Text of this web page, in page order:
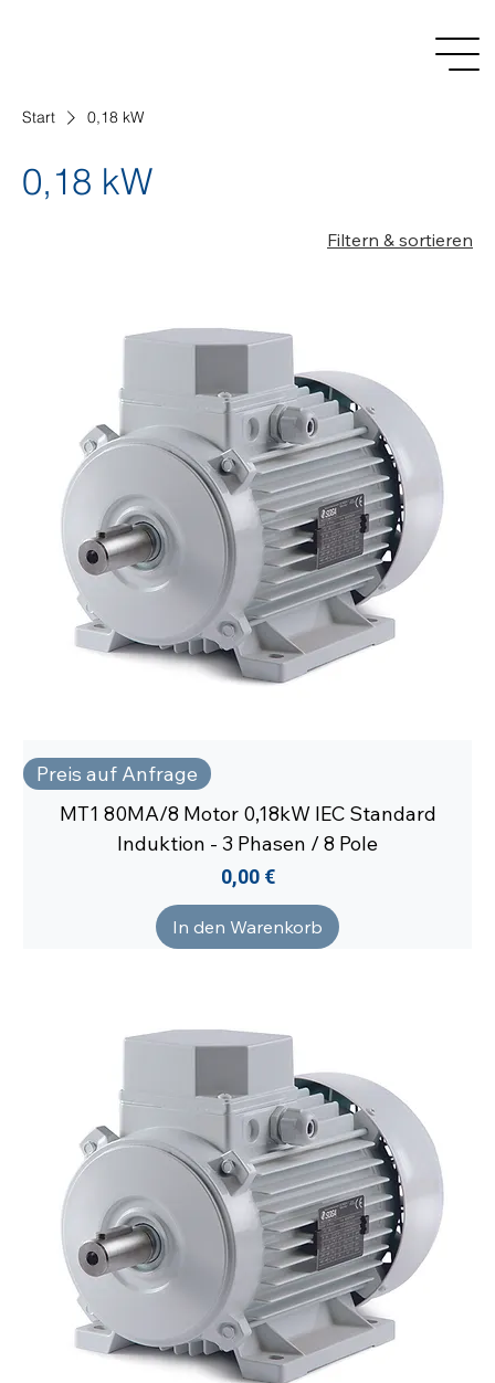
Start 0,18 kW
0,18 kW
Filtern & sortieren
Preis auf Anfrage
MT1 80MA/8 Motor 0,18kW IEC Standard
Induktion - 3 Phasen / 8 Pole
Preis
0,00 €
In den Warenkorb